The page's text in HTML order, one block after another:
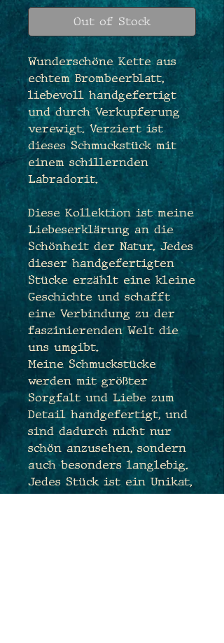
Out of Stock
Wunderschöne Kette aus
echtem Brombeerblatt,
liebevoll handgefertigt
und durch Verkupferung
verewigt. Verziert ist
dieses Schmuckstück mit
einem schillernden
Labradorit.
Diese Kollektion ist meine
Liebeserklärung an die
Schönheit der Natur. Jedes
dieser handgefertigten
Stücke erzählt eine kleine
Geschichte und schafft
eine Verbindung zu der
faszinierenden Welt die
uns umgibt.
Meine Schmuckstücke
werden mit größter
Sorgfalt und Liebe zum
Detail handgefertigt, und
sind dadurch nicht nur
schön anzusehen, sondern
auch besonders langlebig.
Jedes Stück ist ein Unikat,
das die Magie der Natur